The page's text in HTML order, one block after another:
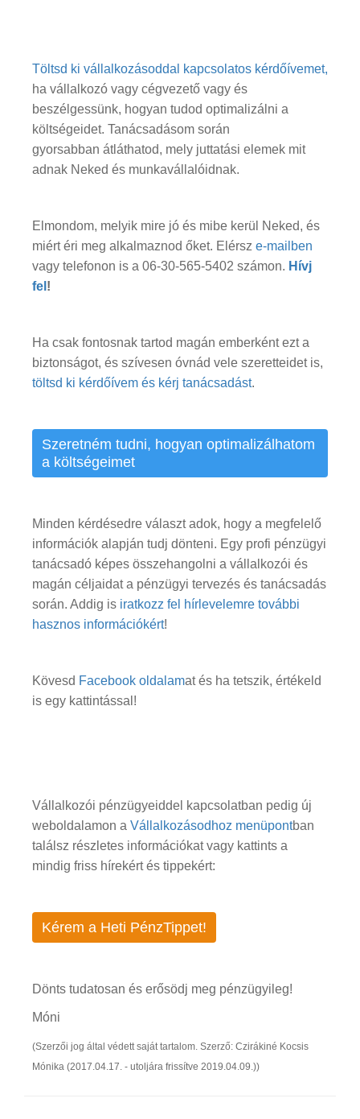
Töltsd ki vállalkozásoddal kapcsolatos kérdőívemet,
ha vállalkozó vagy cégvezető vagy és
beszélgessünk, hogyan tudod optimalizálni a
költségeidet. Tanácsadásom során
gyorsabban átláthatod, mely juttatási elemek mit
adnak Neked és munkavállalóidnak.
Elmondom, melyik mire jó és mibe kerül Neked, és
miért éri meg alkalmaznod őket. Elérsz e-mailben
vagy telefonon is a 06-30-565-5402 számon. Hívj
fel !
Ha csak fontosnak tartod magán emberként ezt a
biztonságot, és szívesen óvnád vele szeretteidet is,
töltsd ki kérdőívem és kérj tanácsadást.
Szeretném tudni, hogyan optimalizálhatom
a költségeimet
Minden kérdésedre választ adok, hogy a megfelelő
információk alapján tudj dönteni. Egy profi pénzügyi
tanácsadó képes összehangolni a vállalkozói és
magán céljaidat a pénzügyi tervezés és tanácsadás
során. Addig is iratkozz fel hírlevelemre további
hasznos információkért!
Kövesd Facebook oldalamat és ha tetszik, értékeld
is egy kattintással!
Vállalkozói pénzügyeiddel kapcsolatban pedig új
weboldalamon a Vállalkozásodhoz menüpontban
találsz részletes információkat vagy kattints a
mindig friss hírekért és tippekért:
Kérem a Heti PénzTippet!
Dönts tudatosan és erősödj meg pénzügyileg!
Móni
(Szerzői jog által védett saját tartalom. Szerző: Czirákiné Kocsis
Mónika (2017.04.17. - utoljára frissítve 2019.04.09.))